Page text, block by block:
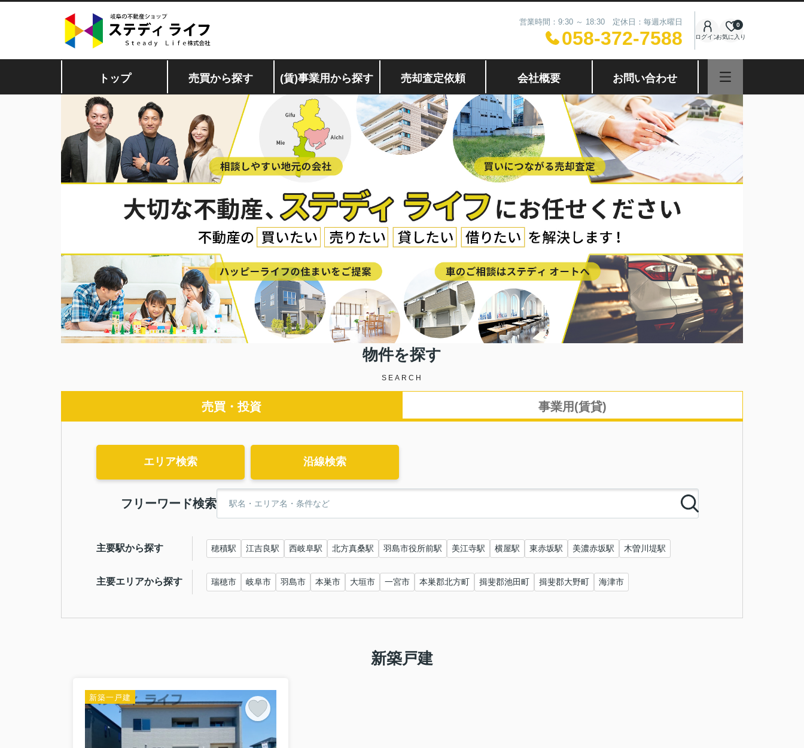
営業時間：9:30 ～ 18:30 定休日：毎週水曜日
058-372-7588 ログインお気に入り
0
トップ 売買から探す (賃)事業用から探す 売却査定依頼 会社概要 お問い合わせ
物件を探す
SEARCH
売買・投資 事業用(賃貸)
エリア検索 沿線検索
フリーワード検索
主要駅から探す 穂積駅 江吉良駅 西岐阜駅 北方真桑駅 羽島市役所前駅 美江寺駅 横屋駅 東赤坂駅 美濃赤坂駅 木曽川堤駅
主要エリアから探す 瑞穂市 岐阜市 羽島市 本巣市 大垣市 一宮市 本巣郡北方町 揖斐郡池田町 揖斐郡大野町 海津市
新築戸建
新築一戸建